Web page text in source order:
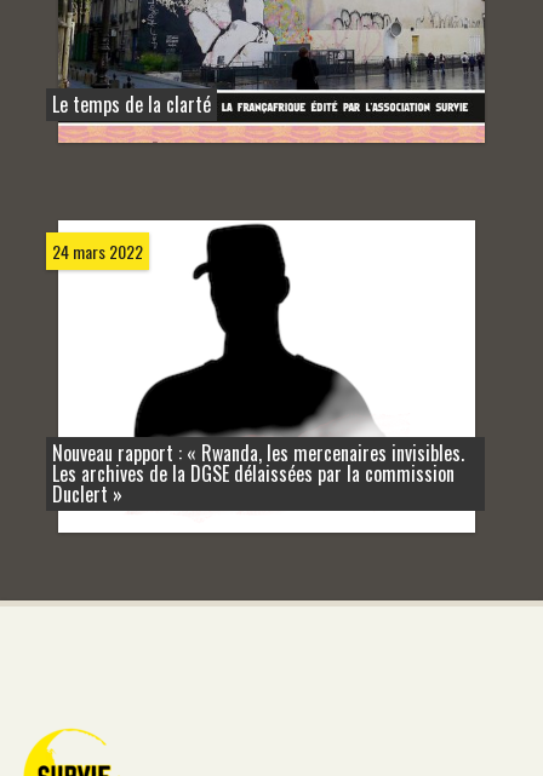
Le temps de la clarté
24 mars 2022
Nouveau rapport : « Rwanda, les mercenaires invisibles.
Les archives de la DGSE délaissées par la commission
Duclert »